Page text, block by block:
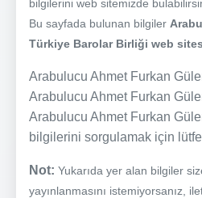
bilgilerini web sitemizde
Bu sayfada bulunan bilgiler
Türkiye Barolar Birliği web
Arabulucu Ahmet Furkan
Arabulucu Ahmet Furkan
Arabulucu Ahmet Furkan
bilgilerini sorgulamak için
Not: Yukarıda yer alan bilgiler
yayınlanmasını istemiyorsanız,